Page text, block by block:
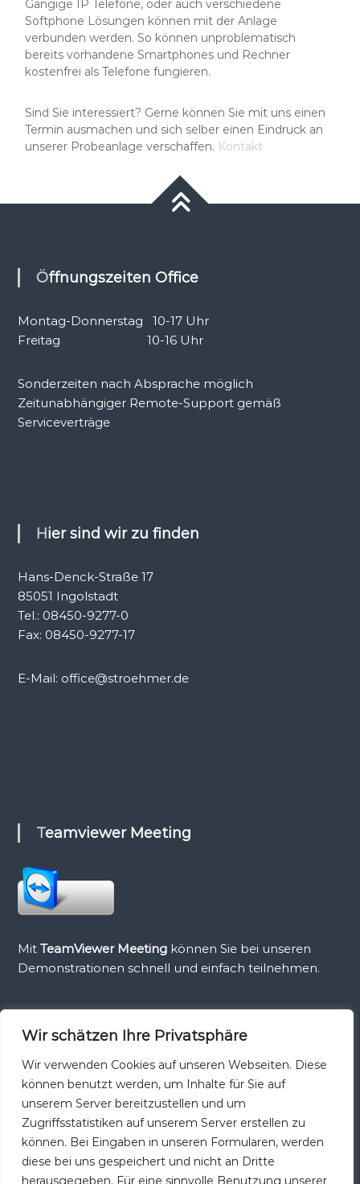
Wir schätzen Ihre Privatsphäre
Wir verwenden Cookies auf unseren Webseiten. Diese
können benutzt werden, um Inhalte für Sie auf
unserem Server bereitzustellen und um
Zugriffsstatistiken auf unserem Server erstellen zu
können. Bei Eingaben in unseren Formularen, werden
diese bei uns gespeichert und nicht an Dritte
herausgegeben. Für eine sinnvolle Benutzung unserer
Gängige IP Telefone, oder auch verschiedene
Softphone Lösungen können mit der Anlage
verbunden werden. So können unproblematisch
bereits vorhandene Smartphones und Rechner
kostenfrei als Telefone fungieren.
Sind Sie interessiert? Gerne können Sie mit uns einen
Termin ausmachen und sich selber einen Eindruck an
unserer Probeanlage verschaffen. Kontakt
Öffnungszeiten Office
Montag-Donnerstag 10-17 Uhr
Freitag 10-16 Uhr
Sonderzeiten nach Absprache möglich
Zeitunabhängiger Remote-Support gemäß
Serviceverträge
Hier sind wir zu finden
Hans-Denck-Straße 17
85051 Ingolstadt
Tel.: 08450-9277-0
Fax: 08450-9277-17
E-Mail: office@stroehmer.de
Teamviewer Meeting
MitTeamViewer Meeting können Sie bei unseren
Demonstrationen schnell und einfach teilnehmen.
Teamviewer Host
TeamViewer Hostist die ideale Lösung für Monitoring,
Serverwartung oder Zugriff auf einen PC oder Mac im